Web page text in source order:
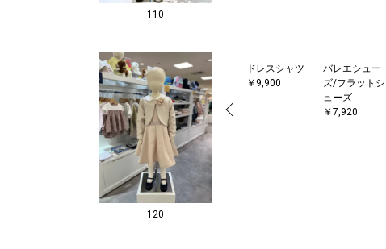
110
120
ドレスシャツ
￥9,900
バレエシュー
ズ/フラットシ
ューズ
￥7,920